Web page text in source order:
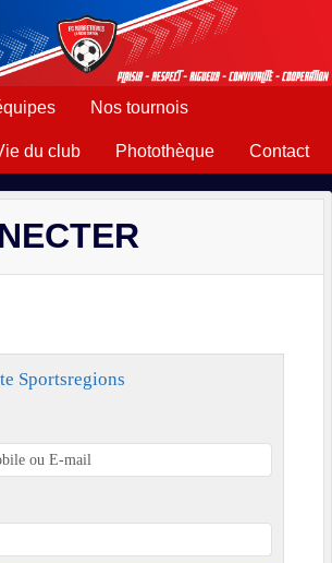
Nos tournois
du club Photothèque Contact
Sportsregions
des cookies